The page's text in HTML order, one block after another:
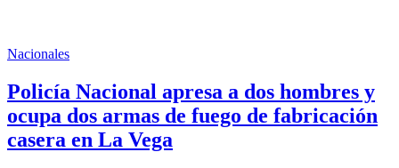
Nacionales
Policía Nacional apresa a dos hombres y
ocupa dos armas de fuego de fabricación
casera en La Vega